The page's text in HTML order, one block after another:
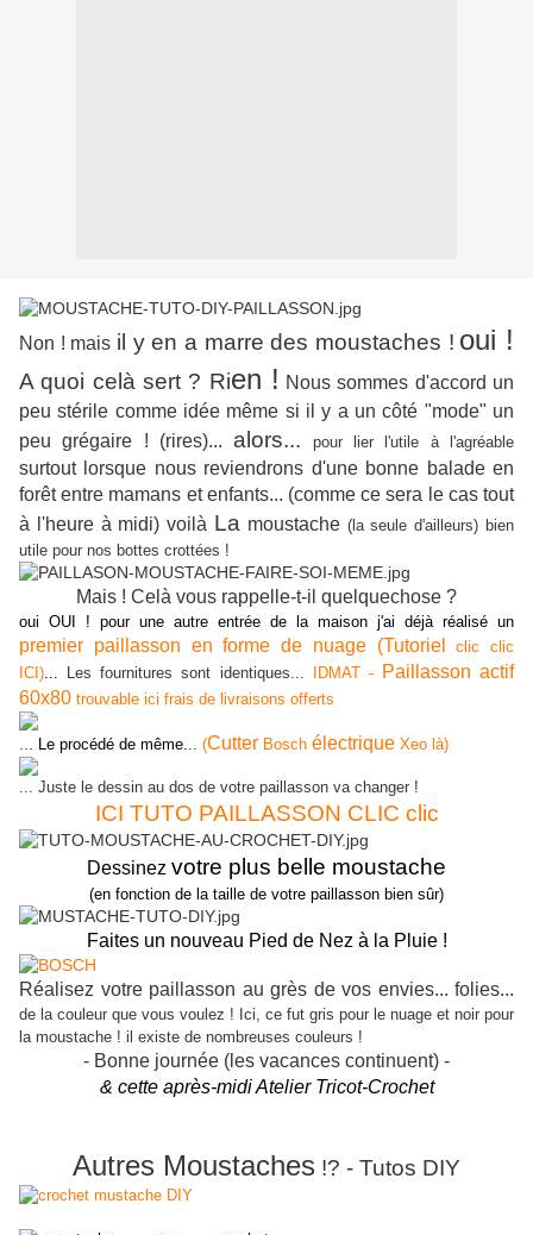
Non ! mais il y en a marre des moustaches ! oui !
A quoi celà sert ? Rien ! Nous sommes d'accord un
peu stérile comme idée même si il y a un côté "mode" un
peu grégaire ! (rires)...
alors... pour lier l'utile à l'agréable
surtout lorsque nous reviendrons d'une bonne balade en
forêt entre mamans et enfants... (comme ce sera le cas tout
à l'heure à midi) voilà La moustache(la seule d'ailleurs) bien
utile pour nos bottes crottées !
Mais ! Celà vous rappelle-t-il quelquechose ?
oui OUI ! pour une autre entrée de la maison j'ai déjà réalisé un
premier paillasson en forme de nuage (Tutoriel
clic clic
ICI)... Les fournitures sont identiques... IDMAT - Paillasson actif
60x80 trouvable ici frais de livraisons offerts
Le procédé de même... (Cutter Bosch électrique Xeo là)
... Juste le dessin au dos de votre paillasson va changer !
ICI TUTO PAILLASSON CLIC clic
Dessinez votre plus belle moustache
(en fonction de la taille de votre paillasson bien sûr)
Faites un nouveau Pied de Nez à la Pluie !
Réalisez votre paillasson au grès de vos envies... folies...
de la couleur que vous voulez ! Ici, ce fut gris pour le nuage et noir pour
la moustache ! il existe de nombreuses couleurs !
- Bonne journée (les vacances continuent) -
& cette après-midi Atelier Tricot-Crochet
Autres Moustaches !? - Tutos DIY